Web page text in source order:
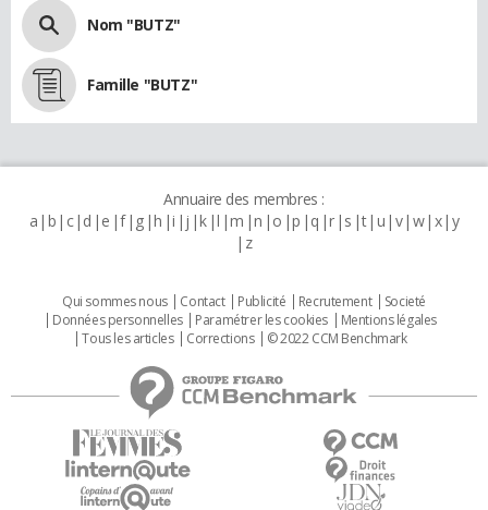
Nom "BUTZ"
Famille "BUTZ"
Annuaire des membres :
a b c d e f g h i j k l m n o p q r s t u v w x y
z
Qui sommes nous Contact Publicité Recrutement
Societé
Données personnelles
Paramétrer les cookies
Mentions légales
Tous les articles
Corrections © 2022 CCM Benchmark